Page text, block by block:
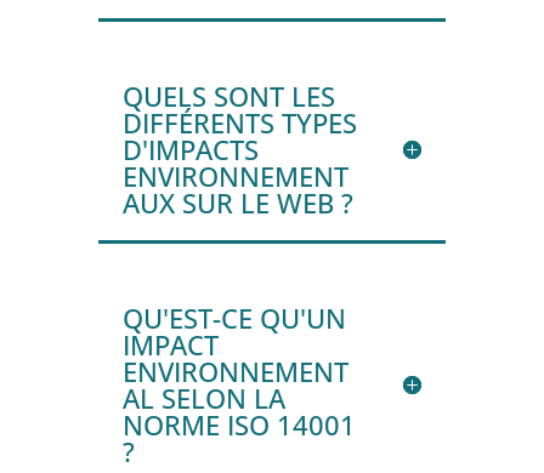
QUELS SONT LES
DIFFÉRENTS TYPES
D'IMPACTS
ENVIRONNEMENT
AUX SUR LE WEB ?
QU'EST-CE QU'UN
IMPACT
ENVIRONNEMENT
AL SELON LA
NORME ISO 14001
?